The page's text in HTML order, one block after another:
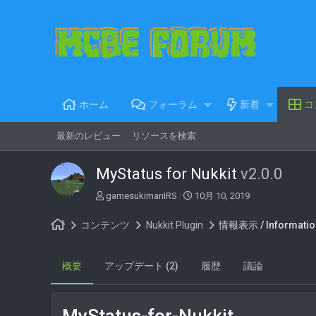
ホーム フォーラム 新着
最新のレビュー リソースを検索
MyStatus for Nukkit v2.0.0
著
gamesukimanIRS
C
e
a
n
10月 10, 2019
コンテンツ Nukkit Plugin 情報表示 /
概要 アップデート (2) 履歴 議論